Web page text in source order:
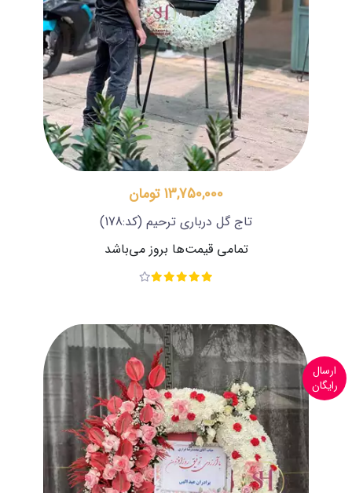
13,750,000 تومان
تاج گل درباری ترحیم (کد:178)
تمامی قیمت‌ها بروز می‌باشد
ارسال
رایگان